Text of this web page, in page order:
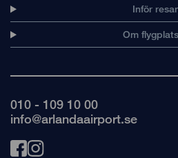
Inför
Om
010 - 109 10 00
info@arlandaairport.se
Länk